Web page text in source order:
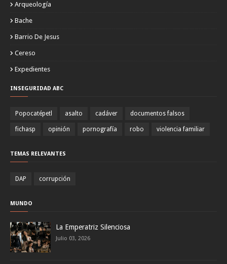
Arqueología
Bache
Barrio De Jesus
Cereso
Expedientes
INSEGURIDAD ABC
Popocatépetl asalto cadáver documentos falsos
fichasp opinión pornografía robo violencia familiar
TEMAS RELEVANTES
DAP corrupción
MUNDO
La Emperatriz Silenciosa
Julio 03, 2026